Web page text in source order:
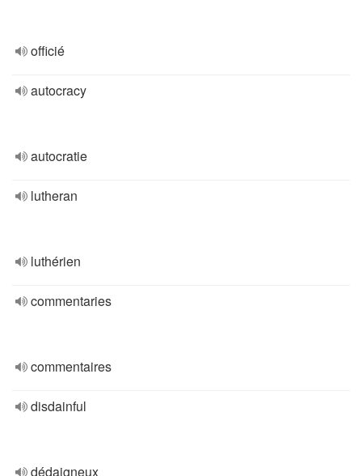
officié
autocracy
autocratie
lutheran
luthérien
commentaries
commentaires
disdainful
dédaigneux